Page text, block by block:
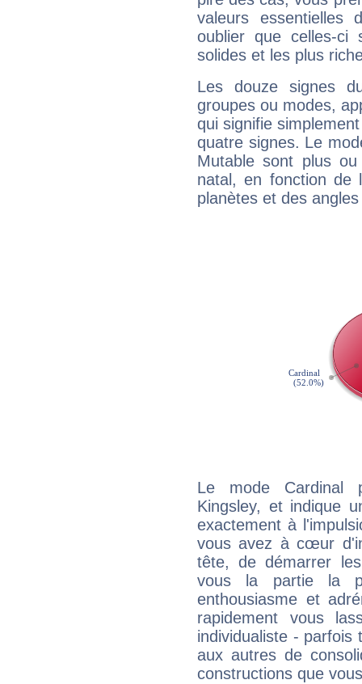
valeurs
oublier que celles-
solides et les plus
Les douze signes
groupes ou modes,
qui signifie
quatre signes. Le
Mutable sont plus
natal, en fonction de
planètes et des
Le mode Cardinal
Kingsley, et indique
exactement à
vous avez à cœur
tête, de démarrer
vous la partie la
enthousiasme et
rapidement vous
individualiste -
aux autres de
constructions que